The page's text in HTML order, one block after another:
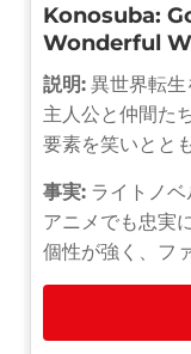
Konosuba:
Wonderful
説明: 異世界転生
主人公と仲間た
要素を笑いとと
事実: ライトノ
アニメでも忠実
個性が強く、フ